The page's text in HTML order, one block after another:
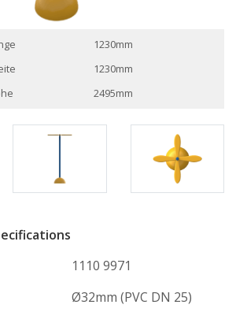
1230mm
1230mm
2495mm
1110 9971
Ø32mm (PVC DN 25)